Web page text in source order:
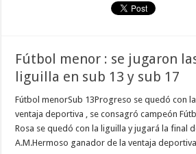
Fútbol menor : se jugaron
liguilla en sub 13 y sub 17
Fútbol menorSub 13Progreso se quedó con
ventaja deportiva , se consagró campeón
Rosa se quedó con la liguilla y jugará la final
A.M.Hermoso ganador de la ventaja deportiva